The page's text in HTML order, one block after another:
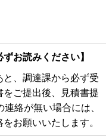
お読みください】
、調達課から必ず受
ご提出後、見積書提
絡が無い場合には、
をお願いいたします。